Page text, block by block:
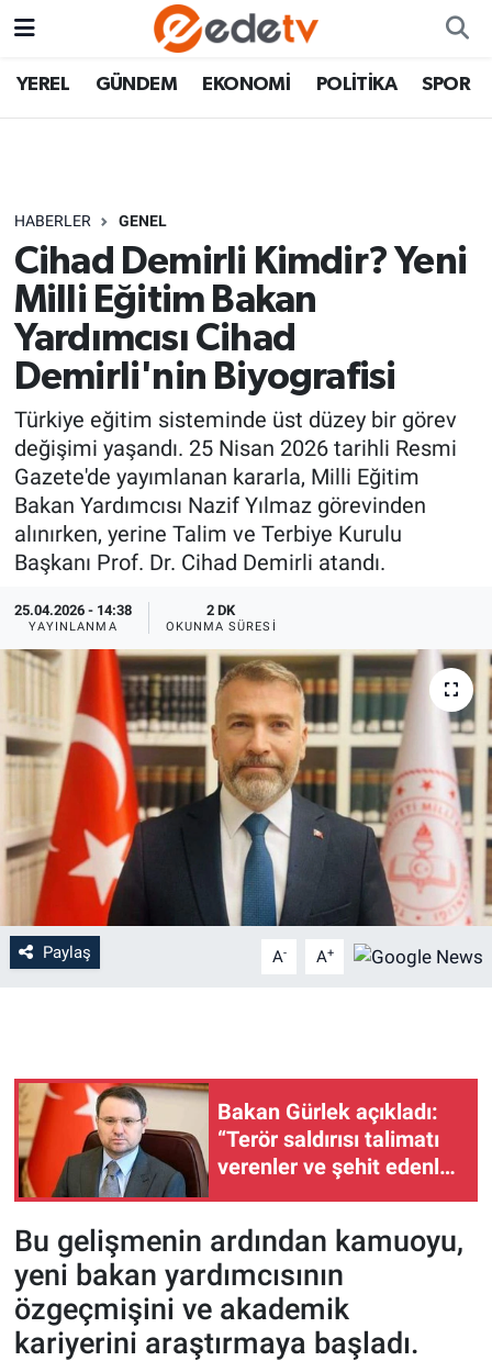
YEREL GÜNDEM EKONOMİ POLİTİKA SPOR
HABERLER GENEL
Cihad Demirli Kimdir? Yeni
Milli Eğitim Bakan
Yardımcısı Cihad
Demirli'nin Biyografisi
Türkiye eğitim sisteminde üst düzey bir görev
değişimi yaşandı. 25 Nisan 2026 tarihli Resmi
Gazete'de yayımlanan kararla, Milli Eğitim
Bakan Yardımcısı Nazif Yılmaz görevinden
alınırken, yerine Talim ve Terbiye Kurulu
Başkanı Prof. Dr. Cihad Demirli atandı.
25.04.2026 - 14:38
YAYINLANMA
2 DK
OKUNMA SÜRESI
Paylaş A- A+
Bakan Gürlek açıkladı:
“Terör saldırısı talimatı
verenler ve şehit edenler
olmayacak”
Bu gelişmenin ardından kamuoyu,
yeni bakan yardımcısının
özgeçmişini ve akademik
kariyerini araştırmaya başladı.